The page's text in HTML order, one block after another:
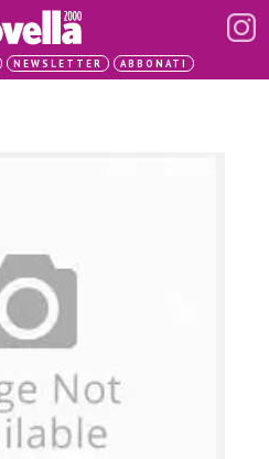
NEWSLETTER ABBONATI